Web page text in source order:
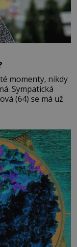
momenty, nikdy
(64) se má už